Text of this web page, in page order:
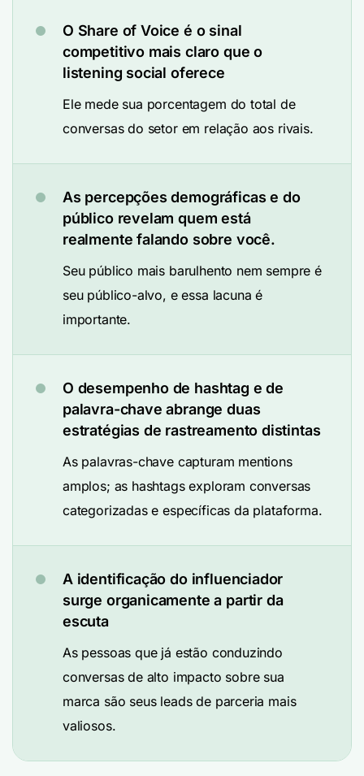
O Share of Voice é o sinal
competitivo mais claro que o
listening social oferece
Ele mede sua porcentagem do total de
conversas do setor em relação aos rivais.
As percepções demográficas e do
público revelam quem está
realmente falando sobre você.
Seu público mais barulhento nem sempre é
seu público-alvo, e essa lacuna é
importante.
O desempenho de hashtag e de
palavra-chave abrange duas
estratégias de rastreamento distintas
As palavras-chave capturam mentions
amplos; as hashtags exploram conversas
categorizadas e específicas da plataforma.
A identificação do influenciador
surge organicamente a partir da
escuta
As pessoas que já estão conduzindo
conversas de alto impacto sobre sua
marca são seus leads de parceria mais
valiosos.